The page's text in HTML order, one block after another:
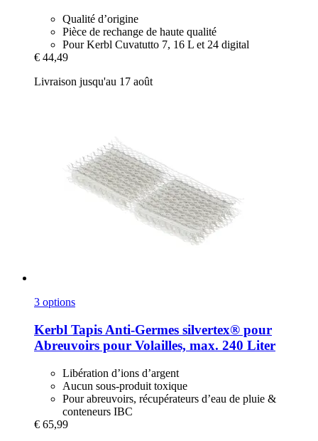
Qualité d’origine
Pièce de rechange de haute qualité
Pour Kerbl Cuvatutto 7, 16 L et 24 digital
€ 44,49
Livraison jusqu'au 17 août
3 options
Kerbl Tapis Anti-​Germes silvertex® pour
Abreuvoirs pour Volailles, max. 240 Liter
Libération d’ions d’argent
Aucun sous-produit toxique
Pour abreuvoirs, récupérateurs d’eau de pluie &
conteneurs IBC
€ 65,99